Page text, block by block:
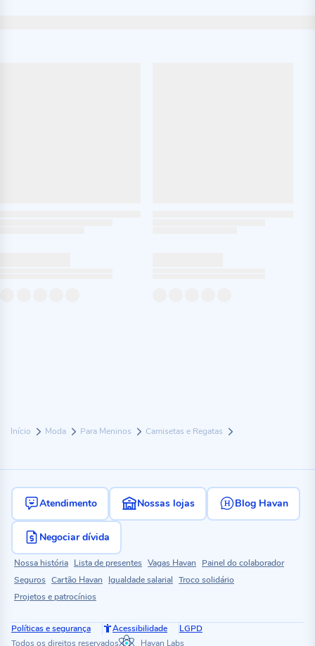
Início Moda Para Meninos Camisetas e Regatas
Atendimento Nossas lojas Blog Havan
Negociar dívida
Nossa história Lista de presentes Vagas Havan
Painel do colaborador
Seguros Cartão Havan Igualdade salarial Troco solidário
Projetos e patrocínios
Políticas e segurança Acessibilidade
LGPD
Todos os direitos reservados
Havan Labs